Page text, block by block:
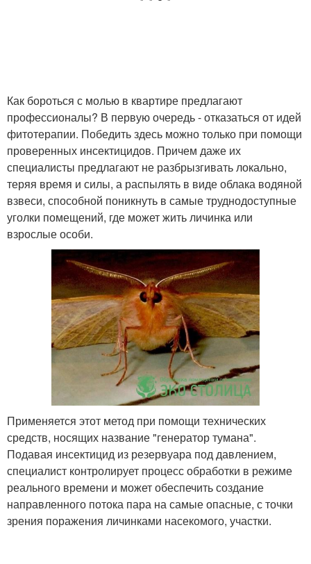
Как бороться с молью в квартире предлагают
профессионалы? В первую очередь - отказаться от идей
фитотерапии. Победить здесь можно только при помощи
проверенных инсектицидов. Причем даже их
специалисты предлагают не разбрызгивать локально,
теряя время и силы, а распылять в виде облака водяной
взвеси, способной поникнуть в самые труднодоступные
уголки помещений, где может жить личинка или
взрослые особи.
Применяется этот метод при помощи технических
средств, носящих название "генератор тумана".
Подавая инсектицид из резервуара под давлением,
специалист контролирует процесс обработки в режиме
реального времени и может обеспечить создание
направленного потока пара на самые опасные, с точки
зрения поражения личинками насекомого, участки.